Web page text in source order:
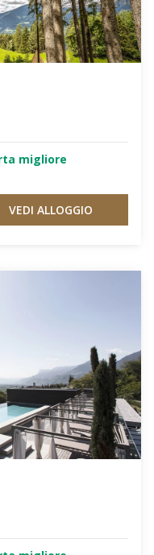
migliore
VEDI ALLOGGIO